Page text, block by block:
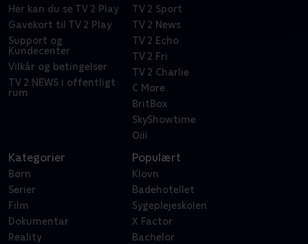
Her kan du se TV 2 Play
Gavekort til TV 2 Play
Support og
Kundecenter
Vilkår og betingelser
TV 2 NEWS i offentligt
rum
TV 2 Sport
TV 2 News
TV 2 Echo
TV 2 Fri
TV 2 Charlie
C More
BritBox
SkyShowtime
Oiii
Kategorier
Børn
Serier
Film
Dokumentar
Reality
Populært
Klovn
Badehotellet
Sygeplejeskolen
X Factor
Bachelor